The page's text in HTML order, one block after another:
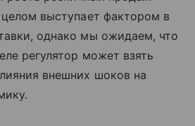
целом выступает фактором в
однако мы ожидаем, что
регулятор может взять
внешних шоков на